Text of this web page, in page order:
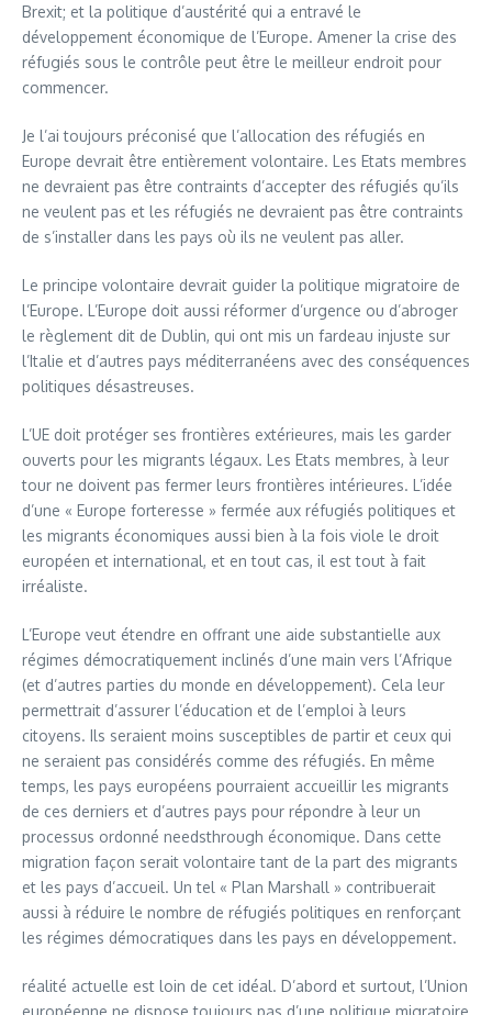
Brexit; et la politique d’austérité qui a entravé le
développement économique de l’Europe. Amener la crise des
réfugiés sous le contrôle peut être le meilleur endroit pour
commencer.
Je l’ai toujours préconisé que l’allocation des réfugiés en
Europe devrait être entièrement volontaire. Les Etats membres
ne devraient pas être contraints d’accepter des réfugiés qu’ils
ne veulent pas et les réfugiés ne devraient pas être contraints
de s’installer dans les pays où ils ne veulent pas aller.
Le principe volontaire devrait guider la politique migratoire de
l’Europe. L’Europe doit aussi réformer d’urgence ou d’abroger
le règlement dit de Dublin, qui ont mis un fardeau injuste sur
l’Italie et d’autres pays méditerranéens avec des conséquences
politiques désastreuses.
L’UE doit protéger ses frontières extérieures, mais les garder
ouverts pour les migrants légaux. Les Etats membres, à leur
tour ne doivent pas fermer leurs frontières intérieures. L’idée
d’une « Europe forteresse » fermée aux réfugiés politiques et
les migrants économiques aussi bien à la fois viole le droit
européen et international, et en tout cas, il est tout à fait
irréaliste.
L’Europe veut étendre en offrant une aide substantielle aux
régimes démocratiquement inclinés d’une main vers l’Afrique
(et d’autres parties du monde en développement). Cela leur
permettrait d’assurer l’éducation et de l’emploi à leurs
citoyens. Ils seraient moins susceptibles de partir et ceux qui
ne seraient pas considérés comme des réfugiés. En même
temps, les pays européens pourraient accueillir les migrants
de ces derniers et d’autres pays pour répondre à leur un
processus ordonné needsthrough économique. Dans cette
migration façon serait volontaire tant de la part des migrants
et les pays d’accueil. Un tel « Plan Marshall » contribuerait
aussi à réduire le nombre de réfugiés politiques en renforçant
les régimes démocratiques dans les pays en développement.
réalité actuelle est loin de cet idéal. D’abord et surtout, l’Union